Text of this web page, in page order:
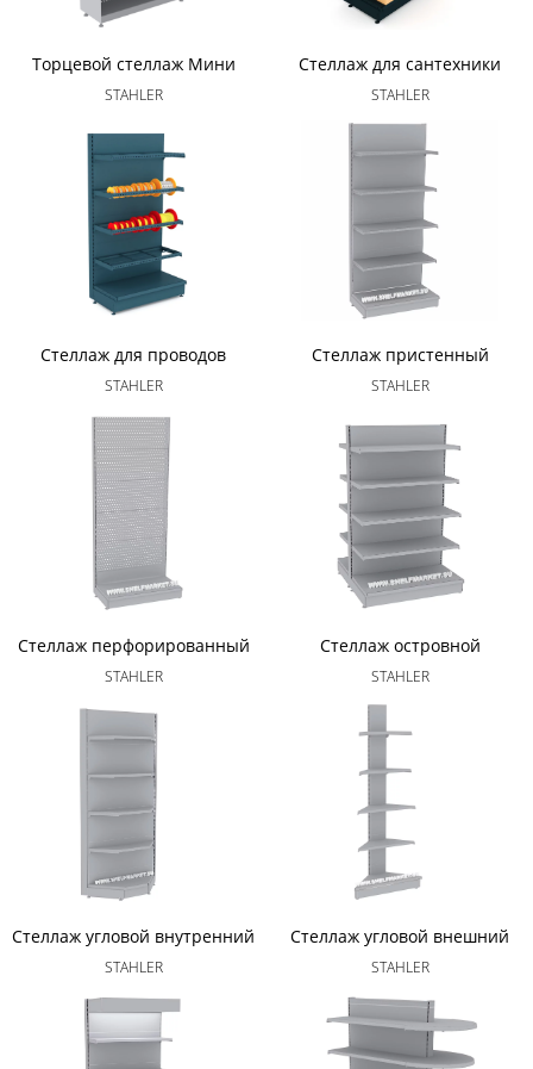
Торцевой стеллаж Мини
STAHLER
Стеллаж для сантехники
STAHLER
Стеллаж для проводов
STAHLER
Стеллаж пристенный
STAHLER
Стеллаж перфорированный
STAHLER
Стеллаж островной
STAHLER
Стеллаж угловой внутренний
STAHLER
Стеллаж угловой внешний
STAHLER
ЗАМЕР
СКЛАДА